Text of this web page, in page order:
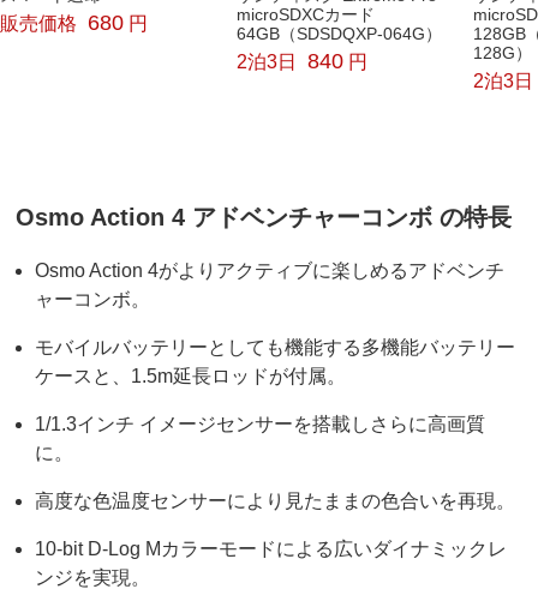
販売価格 680 円
microSDXCカード
64GB（SDSDQXP-064G）
2泊3日 840 円
128GB
128G）
2泊3日
Osmo Action 4 アドベンチャーコンボ の特長
Osmo Action 4がよりアクティブに楽しめるアドベンチ
ャーコンボ。
モバイルバッテリーとしても機能する多機能バッテリー
ケースと、1.5m延長ロッドが付属。
1/1.3インチ イメージセンサーを搭載しさらに高画質
に。
高度な色温度センサーにより見たままの色合いを再現。
10-bit D-Log Mカラーモードによる広いダイナミックレ
ンジを実現。